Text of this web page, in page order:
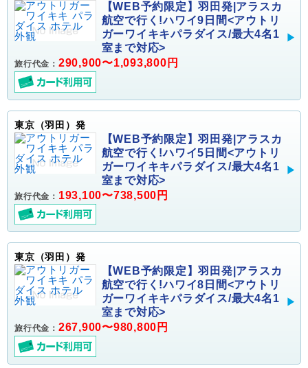
【WEB予約限定】羽田発|アラスカ
航空で行く!ハワイ9日間<アウトリ
ガーワイキキパラダイス/最大4名1
室まで対応>
旅行代金： 290,900〜1,093,800円
東京（羽田）発
【WEB予約限定】羽田発|アラスカ
航空で行く!ハワイ5日間<アウトリ
ガーワイキキパラダイス/最大4名1
室まで対応>
旅行代金： 193,100〜738,500円
東京（羽田）発
【WEB予約限定】羽田発|アラスカ
航空で行く!ハワイ8日間<アウトリ
ガーワイキキパラダイス/最大4名1
室まで対応>
旅行代金： 267,900〜980,800円